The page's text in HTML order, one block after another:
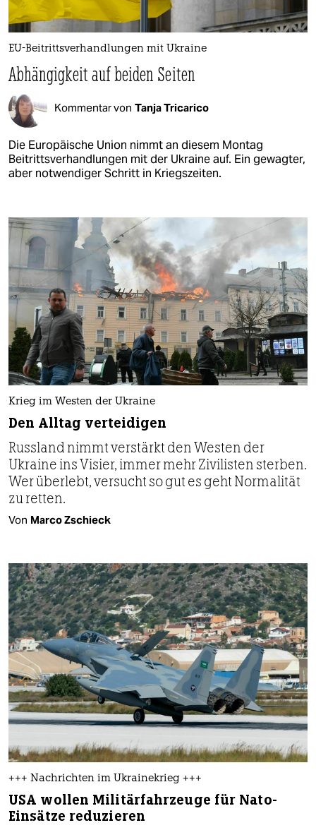
EU-Beitrittsverhandlungen mit Ukraine
Abhängigkeit auf beiden Seiten
Kommentar von Tanja Tricarico
Die Europäische Union nimmt an diesem Montag
Beitrittsverhandlungen mit der Ukraine auf. Ein gewagter,
aber notwendiger Schritt in Kriegszeiten.
Krieg im Westen der Ukraine
Den Alltag verteidigen
Russland nimmt verstärkt den Westen der
Ukraine ins Visier, immer mehr Zivilisten sterben.
Wer überlebt, versucht so gut es geht Normalität
zu retten.
Von Marco Zschieck
+++ Nachrichten im Ukrainekrieg +++
USA wollen Militärfahrzeuge für Nato-
Einsätze reduzieren